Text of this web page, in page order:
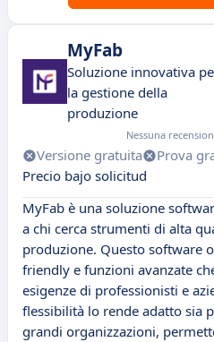
MyFab
Soluzione innovativa
la gestione della
produzione
Nessuna
Versione gratuita Prova
Precio bajo solicitud
MyFab è una soluzione
a chi cerca strumenti di alta
produzione. Questo software
friendly e funzioni avanzate
esigenze di professionisti e
flessibilità lo rende adatto sia
grandi organizzazioni,